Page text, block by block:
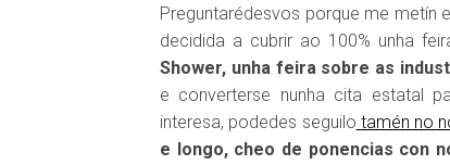
Preguntarédesvos porque me metín
decidida a cubrir ao 100% unha
Shower, unha feira sobre as
e converterse nunha cita estatal
interesa, podedes seguilo tamén no
e longo, cheo de ponencias con